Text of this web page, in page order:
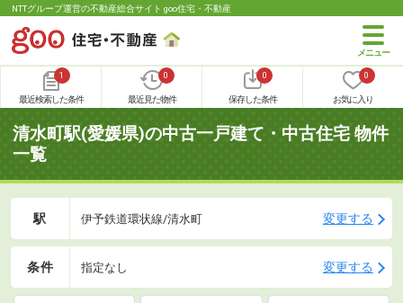
NTTグループ運営の不動産総合サイト goo住宅・不動産
1
最近検索した条件
0
最近見た物件
0
保存した条件
0
お気に入り
清水町駅(愛媛県)の中古一戸建て・中古住宅 物件
一覧
駅 伊予鉄道環状線/清水町 変更する
条件 指定なし 変更する